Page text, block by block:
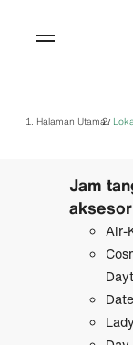
Halaman Utama/
Jam
Air-